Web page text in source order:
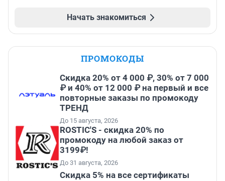
Начать знакомиться
ПРОМОКОДЫ
Скидка 20% от 4 000 ₽, 30% от 7 000
₽ и 40% от 12 000 ₽ на первый и все
повторные заказы по промокоду
ТРЕНД
До 15 августа, 2026
ROSTIC'S - скидка 20% по
промокоду на любой заказ от
3199₽!
До 31 августа, 2026
Скидка 5% на все сертификаты